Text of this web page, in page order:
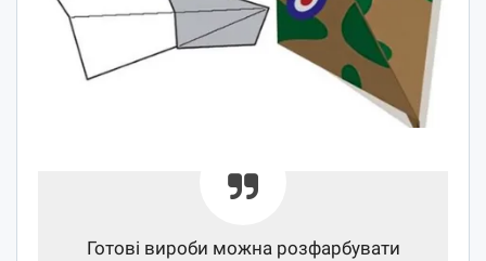
Готові вироби можна розфарбувати